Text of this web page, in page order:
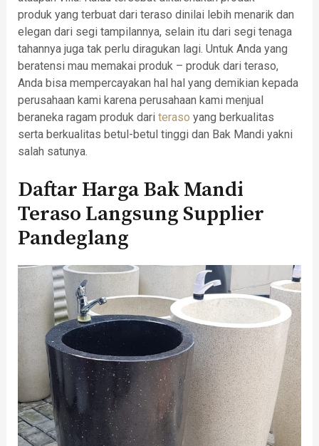
produk yang terbuat dari teraso dinilai lebih menarik dan
elegan dari segi tampilannya, selain itu dari segi tenaga
tahannya juga tak perlu diragukan lagi. Untuk Anda yang
beratensi mau memakai produk – produk dari teraso,
Anda bisa mempercayakan hal hal yang demikian kepada
perusahaan kami karena perusahaan kami menjual
beraneka ragam produk dari teraso yang berkualitas
serta berkualitas betul-betul tinggi dan Bak Mandi yakni
salah satunya.
Daftar Harga Bak Mandi
Teraso Langsung Supplier
Pandeglang